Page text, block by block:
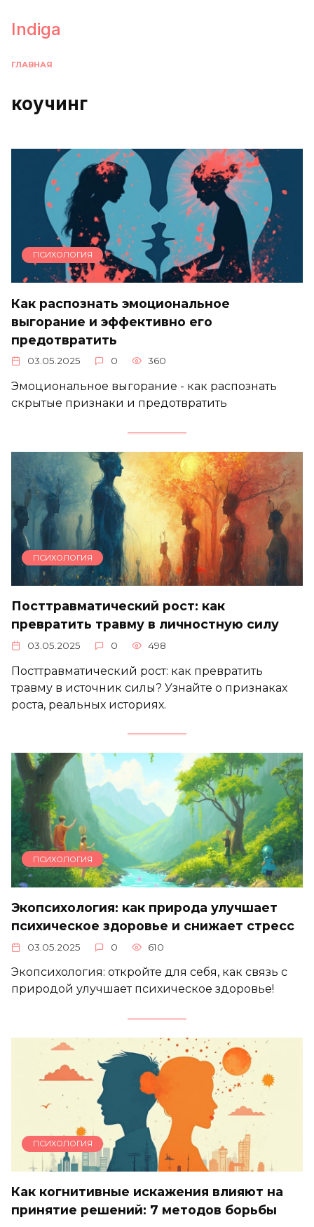
содержанию
Indiga
ГЛАВНАЯ
коучинг
ПСИХОЛОГИЯ
Как распознать эмоциональное
выгорание и эффективно его
предотвратить
03.05.2025 0 360
Эмоциональное выгорание - как распознать
скрытые признаки и предотвратить
ПСИХОЛОГИЯ
Посттравматический рост: как
превратить травму в личностную силу
03.05.2025 0 498
Посттравматический рост: как превратить
травму в источник силы? Узнайте о признаках
роста, реальных историях.
ПСИХОЛОГИЯ
Экопсихология: как природа улучшает
психическое здоровье и снижает стресс
03.05.2025 0 610
Экопсихология: откройте для себя, как связь с
природой улучшает психическое здоровье!
ПСИХОЛОГИЯ
Как когнитивные искажения влияют на
принятие решений: 7 методов борьбы